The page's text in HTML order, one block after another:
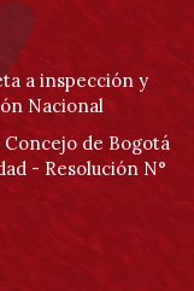
a inspección y
Nacional
Concejo de Bogotá
- Resolución N°